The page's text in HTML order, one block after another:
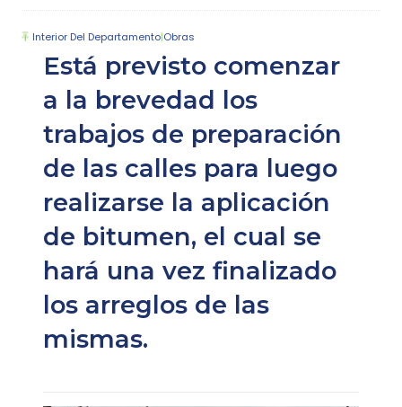
Interior Del Departamento|Obras
Está previsto comenzar
a la brevedad los
trabajos de preparación
de las calles para luego
realizarse la aplicación
de bitumen, el cual se
hará una vez finalizado
los arreglos de las
mismas.